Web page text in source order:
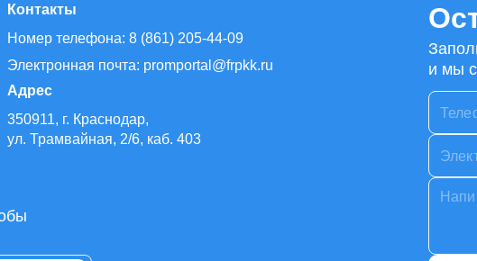
Контакты
Номер телефона: 8 (861) 205-44-09
Электронная почта: promportal@frpkk.ru
Адрес
350911, г. Краснодар,
ул. Трамвайная, 2/6, каб. 403
и мы